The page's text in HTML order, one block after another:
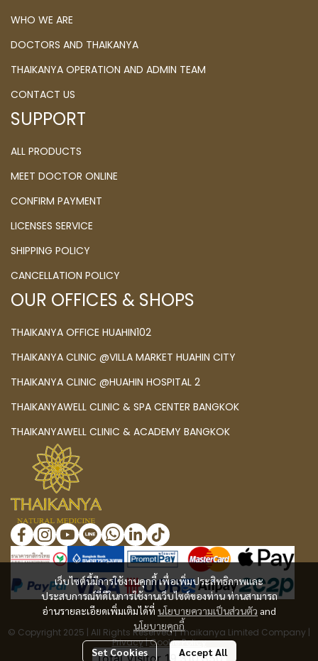
เว็บไซต์นี้มีการใช้งานคุกกี้ เพื่อเพิ่มประสิทธิภาพและ
ประสบการณ์ที่ดีในการใช้งานเว็บไซต์ของท่าน ท่านสามารถ
อ่านรายละเอียดเพิ่มเติมได้ที่ นโยบายความเป็นส่วนตัว and
นโยบายคุกกี้
Set Cookies Accept All
WHO WE ARE
DOCTORS AND THAIKANYA
THAIKANYA OPERATION AND ADMIN TEAM
CONTACT US
SUPPORT
ALL PRODUCTS
MEET DOCTOR ONLINE
CONFIRM PAYMENT
LICENSES SERVICE
SHIPPING POLICY
CANCELLATION POLICY
OUR OFFICES & SHOPS
THAIKANYA OFFICE HUAHIN102
THAIKANYA CLINIC @VILLA MARKET HUAHIN CITY
THAIKANYA CLINIC @HUAHIN HOSPITAL 2
THAIKANYAWELL CLINIC & SPA CENTER BANGKOK
THAIKANYAWELL CLINIC & ACADEMY BANGKOK
© Copyright 2025 | All Rights Reserved | Thaikanya Limited Company |
Privacy|Cookie Policy
Total Visitor 19,310,850